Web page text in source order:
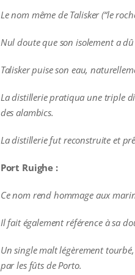
Le nom même de Talisker (“le
Nul doute que son isolement a
Talisker puise son eau,
La distillerie pratiqua une triple
des alambics.
La distillerie fut reconstruite et
Port Ruighe :
Ce nom rend hommage aux
Il fait également référence à sa
Un single malt légèrement
par les fûts de Porto.